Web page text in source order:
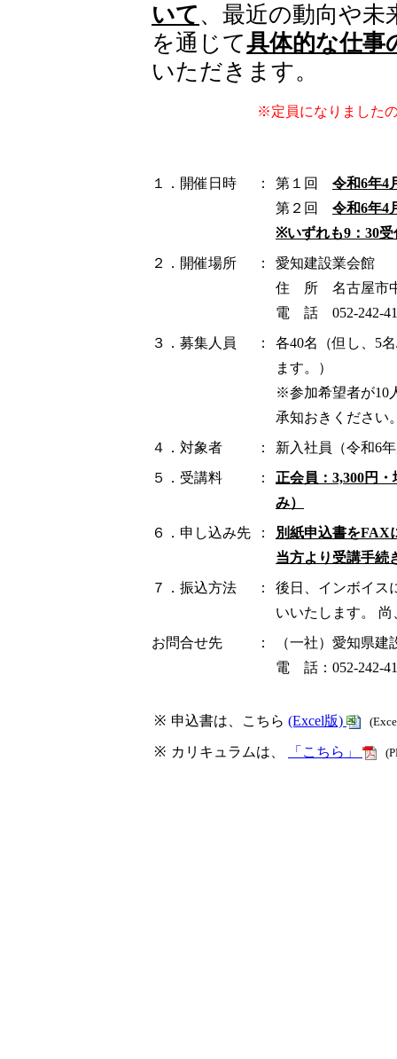
いて、最近の動向や未
を通じて具体的な仕事
いただきます。
※定員になりました
１．開催日時 ： 第１回 令和6年4
第２回 令和6年4
※いずれも9：30受
２．開催場所
：
愛知建設業会館
住 所 名古屋市中
電 話 052-242-
３．募集人員
：
各40名（但し、5
ます。）
※参加希望者が10
承知おきください
４．対象者
：
新入社員（令和6
５．受講料
：
正会員：3,300円
み）
６．申し込み先
：
別紙申込書をFAX
当方より受講手続
７．振込方法
：
後日、インボイス
いいたします。
お問合せ先
：
（一社）愛知県
電 話：052-242-
※ 申込書は、こちら (Excel版)
※ カリキュラムは、 「こちら」